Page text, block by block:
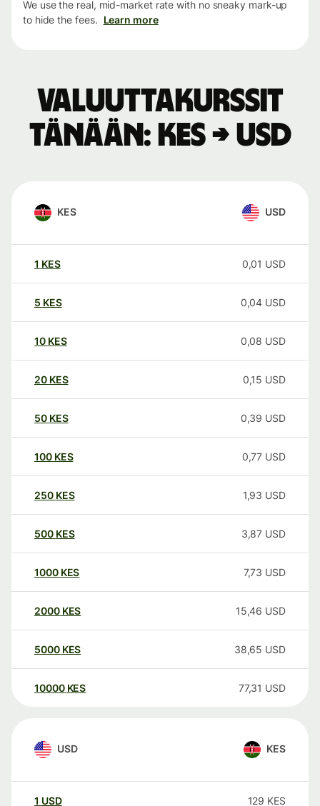
We use the real, mid-market rate with no sneaky mark-up
to hide the fees. Learn more
Valuuttakurssit
tänään: KES → USD
KES USD
1 KES 0,01 USD
5 KES 0,04 USD
10 KES 0,08 USD
20 KES 0,15 USD
50 KES 0,39 USD
100 KES 0,77 USD
250 KES 1,93 USD
500 KES 3,87 USD
1000 KES 7,73 USD
2000 KES 15,46 USD
5000 KES 38,65 USD
10000 KES 77,31 USD
USD KES
1 USD 129 KES